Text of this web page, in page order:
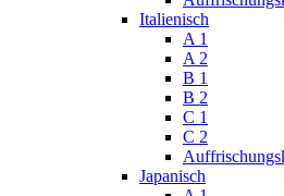
Italienisch
A 1
A 2
B 1
B 2
C 1
C 2
Japanisch